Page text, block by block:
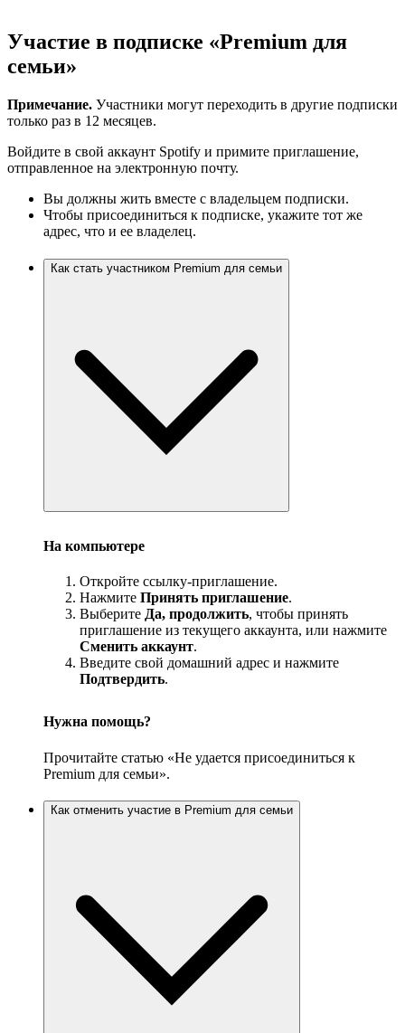
Участие в подписке «Premium для
семьи»
Примечание. Участники могут переходить в другие подписки
только раз в 12 месяцев.
Войдите в свой аккаунт Spotify и примите приглашение,
отправленное на электронную почту.
Вы должны жить вместе с владельцем подписки.
Чтобы присоединиться к подписке, укажите тот же
адрес, что и ее владелец.
Как стать участником Premium для семьи
На компьютере
Откройте ссылку-приглашение.
Нажмите Принять приглашение.
Выберите Да, продолжить, чтобы принять
приглашение из текущего аккаунта, или нажмите
Сменить аккаунт.
Введите свой домашний адрес и нажмите
Подтвердить.
Нужна помощь?
Прочитайте статью «Не удается присоединиться к
Premium для семьи».
Как отменить участие в Premium для семьи